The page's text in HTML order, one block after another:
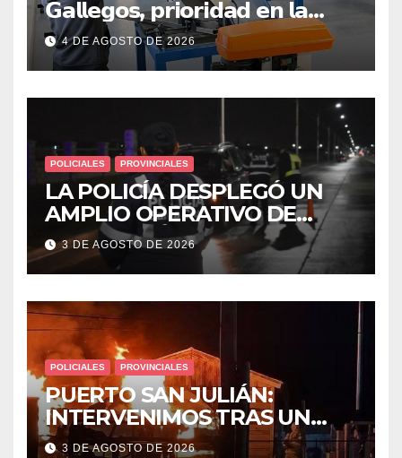
𝗚𝗮𝗹𝗹𝗲𝗴𝗼𝘀, 𝗽𝗿𝗶𝗼𝗿𝗶𝗱𝗮𝗱 𝗲𝗻 𝗹𝗮
𝘀𝗲𝗴𝘂𝗿𝗶𝗱𝗮𝗱: 𝗖𝗹𝗮𝘃𝗲 𝗲𝗻 𝗲𝗹 𝗶𝗻𝗶𝗰𝗶𝗼
𝗱𝗲 𝗹𝗼𝘀 𝘁𝗮𝗹𝗹𝗲𝗿𝗲𝘀 𝗶𝗻𝗱𝘂𝘀𝘁𝗿𝗶𝗮𝗹𝗲𝘀
4 DE AGOSTO DE 2026
POLICIALES PROVINCIALES
LA POLICÍA DESPLEGÓ UN
AMPLIO OPERATIVO DE
PREVENCIÓN Y CONTROLES
EN TODA LA CIUDAD
3 DE AGOSTO DE 2026
POLICIALES PROVINCIALES
PUERTO SAN JULIÁN:
INTERVENIMOS TRAS UN
INCENDIO DE VIVIENDA QUE
3 DE AGOSTO DE 2026